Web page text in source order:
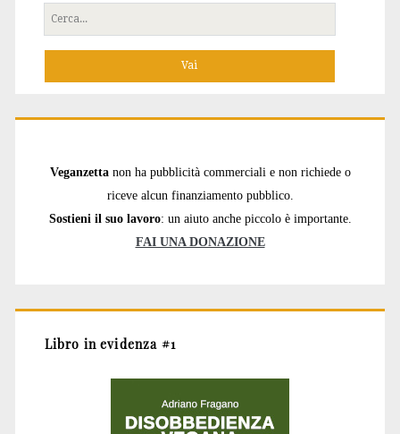
Cerca
per:
Veganzetta non ha pubblicità commerciali e non richiede o
riceve alcun finanziamento pubblico.
Sostieni il suo lavoro: un aiuto anche piccolo è importante.
FAI UNA DONAZIONE
Libro in evidenza #1